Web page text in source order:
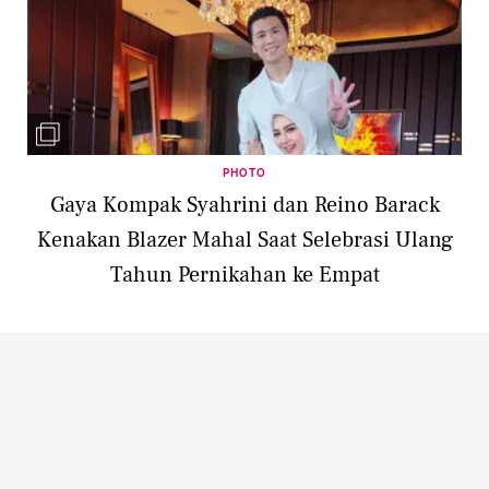
PHOTO
Gaya Kompak Syahrini dan Reino Barack
Kenakan Blazer Mahal Saat Selebrasi Ulang
Tahun Pernikahan ke Empat